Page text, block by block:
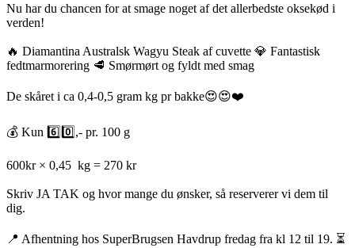
Nu har du chancen for at smage noget af det allerbedste oksekød i
verden!
🔥 Diamantina Australsk Wagyu Steak af cuvette 💎 Fantastisk
fedtmarmorering 🥩 Smørmørt og fyldt med smag
De skåret i ca 0,4-0,5 gram kg pr bakke😍😍❤️
💰 Kun 6️⃣0️⃣,- pr. 100 g
600kr × 0,45 kg = 270 kr
Skriv JA TAK og hvor mange du ønsker, så reserverer vi dem til
dig.
📍 Afhentning hos SuperBrugsen Havdrup fredag fra kl 12 til 19. ⏳